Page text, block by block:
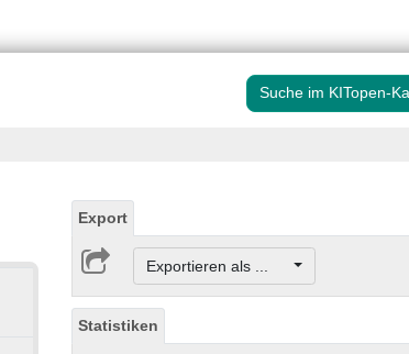
Suche im KITopen-
Export
Exportieren als ...
Statistiken